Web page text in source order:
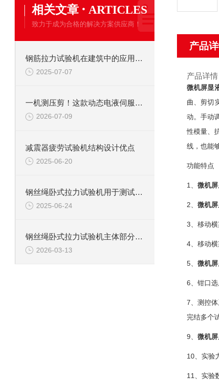
相关文章 · ARTICLES
致力于成为合格的解决方案供应商！
钢筋拉力试验机在建筑中的应用有哪些？
2025-07-07
一机测压剪！这款动态电液伺服试验机优势全面盘点
2026-07-09
减震器疲劳试验机结构设计优点
2025-06-20
钢丝绳卧式拉力试验机用于测试钢丝绳、钢丝、电缆等材料拉伸性能
2025-06-24
钢丝绳卧式拉力试验机主体部分及作用
2026-03-13
产品
产品详情
微机屏显
曲、剪切
动。手动
性模量、
线，也能
功能特点
1、 微机
2、 微机
3、移动
4、移动
5、 微机
6、钳口
7、测控
完结多个
9、 微机
10、实验
11、实验